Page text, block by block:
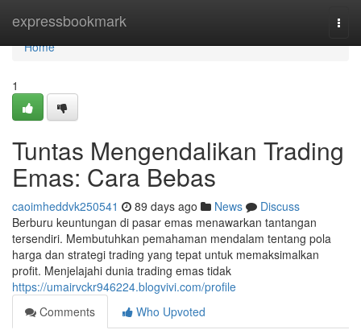
expressbookmark
Home
Home
1
Tuntas Mengendalikan Trading
Emas: Cara Bebas
caoimheddvk250541 89 days ago News
Discuss
Berburu keuntungan di pasar emas menawarkan tantangan
tersendiri. Membutuhkan pemahaman mendalam tentang pola
harga dan strategi trading yang tepat untuk memaksimalkan
profit. Menjelajahi dunia trading emas tidak
https://umairvckr946224.blogvivi.com/profile
Comments
Who Upvoted